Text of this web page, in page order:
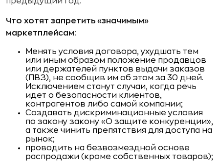
Что хотят запретить «значимым»
маркетплейсам:
Менять условия договора, ухудшать тем
или иным образом положение продавцов
или держателей пунктов выдачи заказов
(ПВЗ), не сообщив им об этом за 30 дней.
Исключением станут случаи, когда речь
идет о безопасности клиентов,
контрагентов либо самой компании;
Создавать дискриминационные условия
по закону закону «О защите конкуренции»,
а также чинить препятствия для доступа на
рынок;
проводить на безвозмездной основе
распродажи (кроме собственных товаров);